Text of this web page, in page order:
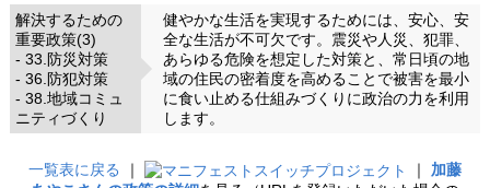
解決するための
重要政策(3)
- 33.防災対策
- 36.防犯対策
- 38.地域コミュ
ニティづくり
健やかな生活を実現するためには、安心、安
全な生活が不可欠です。震災や人災、犯罪、
あらゆる危険を想定した対策と、常日頃の地
域の住民の密着度を高めることで被害を最小
に食い止める仕組みづくりに政治の力を利用
します。
一覧表に戻る ｜ ｜ 加藤